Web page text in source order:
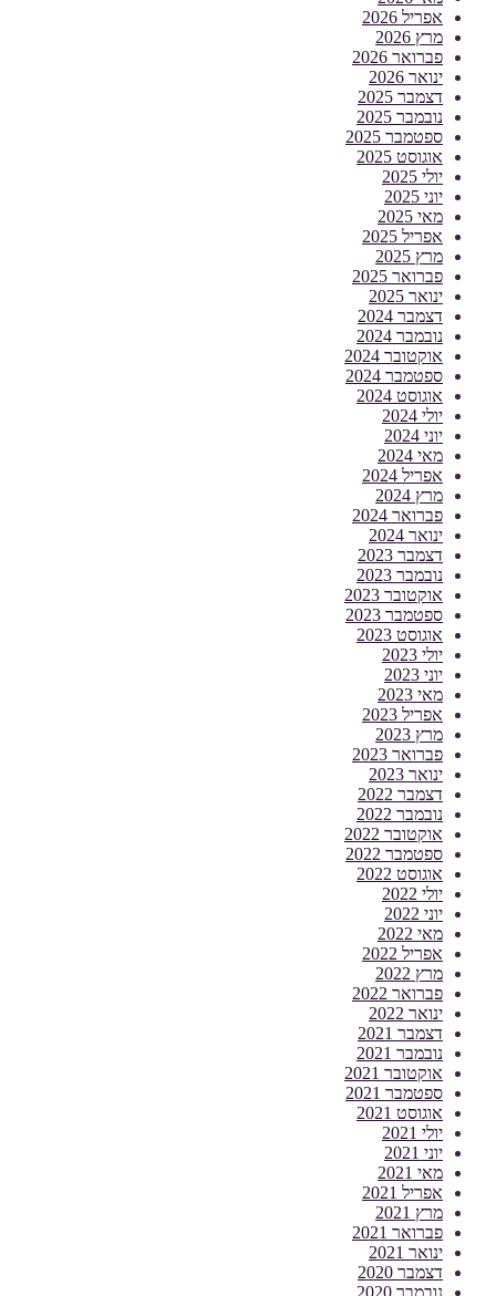
אפריל 2026
מרץ 2026
פברואר 2026
ינואר 2026
דצמבר 2025
נובמבר 2025
ספטמבר 2025
אוגוסט 2025
יולי 2025
יוני 2025
מאי 2025
אפריל 2025
מרץ 2025
פברואר 2025
ינואר 2025
דצמבר 2024
נובמבר 2024
אוקטובר 2024
ספטמבר 2024
אוגוסט 2024
יולי 2024
יוני 2024
מאי 2024
אפריל 2024
מרץ 2024
פברואר 2024
ינואר 2024
דצמבר 2023
נובמבר 2023
אוקטובר 2023
ספטמבר 2023
אוגוסט 2023
יולי 2023
יוני 2023
מאי 2023
אפריל 2023
מרץ 2023
פברואר 2023
ינואר 2023
דצמבר 2022
נובמבר 2022
אוקטובר 2022
ספטמבר 2022
אוגוסט 2022
יולי 2022
יוני 2022
מאי 2022
אפריל 2022
מרץ 2022
פברואר 2022
ינואר 2022
דצמבר 2021
נובמבר 2021
אוקטובר 2021
ספטמבר 2021
אוגוסט 2021
יולי 2021
יוני 2021
מאי 2021
אפריל 2021
מרץ 2021
פברואר 2021
ינואר 2021
דצמבר 2020